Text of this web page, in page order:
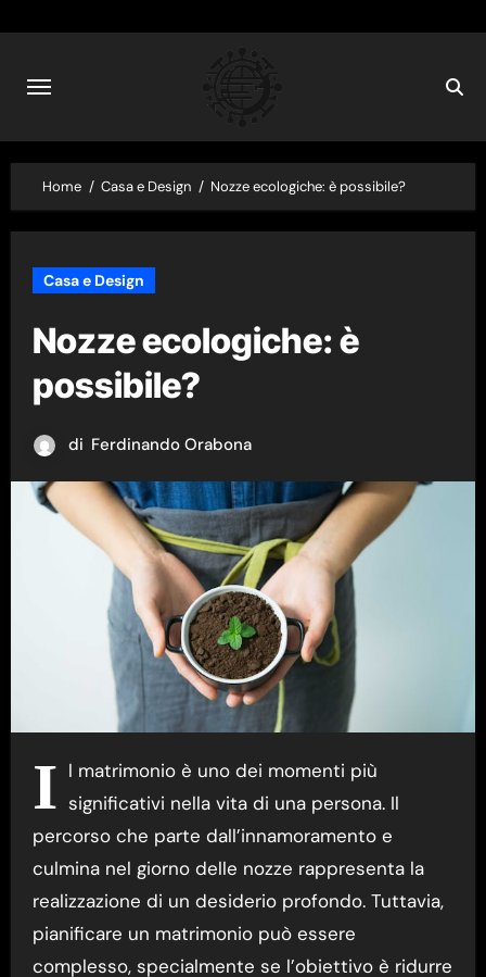
content
Home Casa e Design Nozze ecologiche: è possibile?
Casa e Design
Nozze ecologiche: è
possibile?
di Ferdinando Orabona
I l matrimonio è uno dei momenti più
significativi nella vita di una persona. Il
percorso che parte dall’innamoramento e
culmina nel giorno delle nozze rappresenta la
realizzazione di un desiderio profondo. Tuttavia,
pianificare un matrimonio può essere
complesso, specialmente se l’obiettivo è ridurre